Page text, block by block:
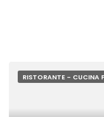
RISTORANTE - CUCINA